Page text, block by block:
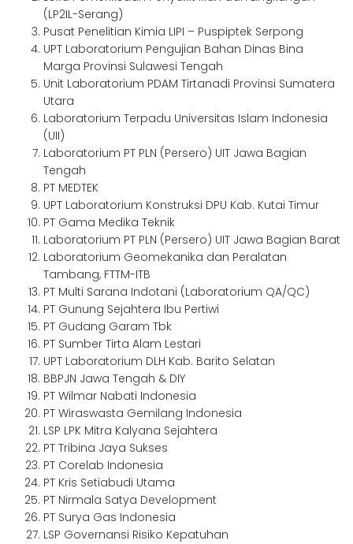
(LP2IL-Serang)
Pusat Penelitian Kimia LIPI – Puspiptek Serpong
UPT Laboratorium Pengujian Bahan Dinas Bina
Marga Provinsi Sulawesi Tengah
Unit Laboratorium PDAM Tirtanadi Provinsi Sumatera
Utara
Laboratorium Terpadu Universitas Islam Indonesia
(UII)
Laboratorium PT PLN (Persero) UIT Jawa Bagian
Tengah
PT MEDTEK
UPT Laboratorium Konstruksi DPU Kab. Kutai Timur
PT Gama Medika Teknik
Laboratorium PT PLN (Persero) UIT Jawa Bagian Barat
Laboratorium Geomekanika dan Peralatan
Tambang, FTTM-ITB
PT Multi Sarana Indotani (Laboratorium QA/QC)
PT Gunung Sejahtera Ibu Pertiwi
PT Gudang Garam Tbk
PT Sumber Tirta Alam Lestari
UPT Laboratorium DLH Kab. Barito Selatan
BBPJN Jawa Tengah & DIY
PT Wilmar Nabati Indonesia
PT Wiraswasta Gemilang Indonesia
LSP LPK Mitra Kalyana Sejahtera
PT Tribina Jaya Sukses
PT Corelab Indonesia
PT Kris Setiabudi Utama
PT Nirmala Satya Development
PT Surya Gas Indonesia
LSP Governansi Risiko Kepatuhan